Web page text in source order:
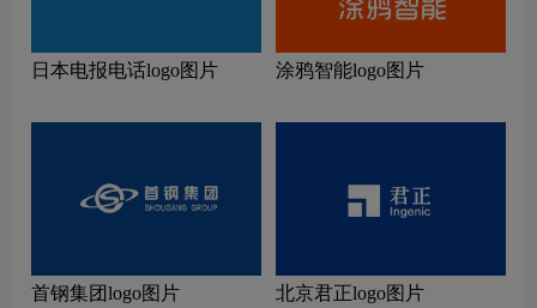
日本电报电话logo图片 涂鸦智能logo图片
首钢集团logo图片 北京君正logo图片